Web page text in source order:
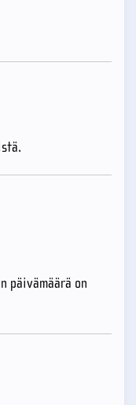
päivämäärä on